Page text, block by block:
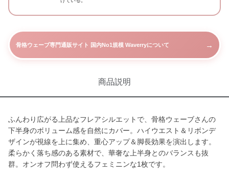
骨格ウェーブ専門通販サイト 国内No1規模 Waverryについて →
商品説明
ふんわり広がる上品なフレアシルエットで、骨格ウェーブさんの
下半身のボリューム感を自然にカバー。ハイウエスト＆リボンデ
ザインが視線を上に集め、重心アップ＆脚長効果を演出します。
柔らかく落ち感のある素材で、華奢な上半身とのバランスも抜
群。オンオフ問わず使えるフェミニンな1枚です。